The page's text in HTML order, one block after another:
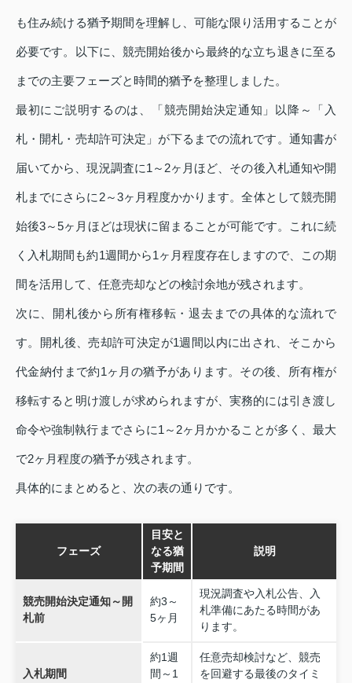
も住み続ける猶予期間を理解し、可能な限り活用することが
必要です。以下に、競売開始後から最終的な立ち退きに至る
までの主要フェーズと時間的猶予を整理しました。
最初にご説明するのは、「競売開始決定通知」以降～「入
札・開札・売却許可決定」が下るまでの流れです。通知書が
届いてから、現況調査に1～2ヶ月ほど、その後入札通知や開
札までにさらに2～3ヶ月程度かかります。全体として競売開
始後3～5ヶ月ほどは現状に留まることが可能です。これに続
く入札期間も約1週間から1ヶ月程度存在しますので、この期
間を活用して、任意売却などの検討余地が残されます。
次に、開札後から所有権移転・退去までの具体的な流れで
す。開札後、売却許可決定が1週間以内に出され、そこから
代金納付まで約1ヶ月の猶予があります。その後、所有権が
移転すると明け渡しが求められますが、実務的には引き渡し
命令や強制執行までさらに1～2ヶ月かかることが多く、最大
で2ヶ月程度の猶予が残されます。
具体的にまとめると、次の表の通りです。
フェーズ
目安と
なる猶
予期間
説明
競売開始決定通知～開
札前
約3～
5ヶ月
現況調査や入札公告、入
札準備にあたる時間があ
ります。
入札期間
約1週
間～1
任意売却検討など、競売
を回避する最後のタイミ